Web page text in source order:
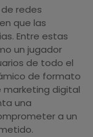
redes
que las
Entre estas
un jugador
de todo el
de formato
marketing digital
una
a un